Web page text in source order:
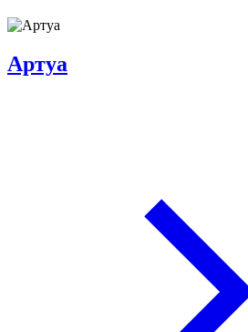
Артуа